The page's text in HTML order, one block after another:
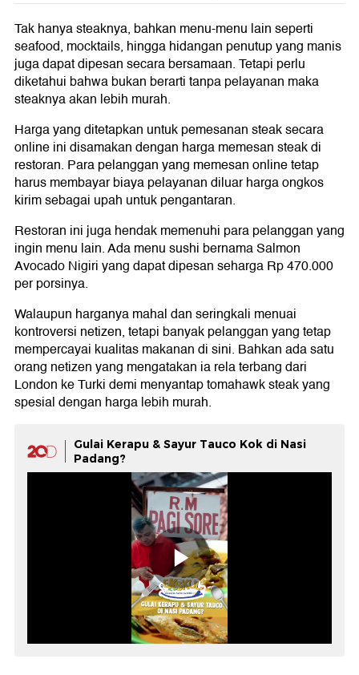
Tak hanya steaknya, bahkan menu-menu lain seperti
seafood, mocktails, hingga hidangan penutup yang manis
juga dapat dipesan secara bersamaan. Tetapi perlu
diketahui bahwa bukan berarti tanpa pelayanan maka
steaknya akan lebih murah.
Harga yang ditetapkan untuk pemesanan steak secara
online ini disamakan dengan harga memesan steak di
restoran. Para pelanggan yang memesan online tetap
harus membayar biaya pelayanan diluar harga ongkos
kirim sebagai upah untuk pengantaran.
Restoran ini juga hendak memenuhi para pelanggan yang
ingin menu lain. Ada menu sushi bernama Salmon
Avocado Nigiri yang dapat dipesan seharga Rp 470.000
per porsinya.
Walaupun harganya mahal dan seringkali menuai
kontroversi netizen, tetapi banyak pelanggan yang tetap
mempercayai kualitas makanan di sini. Bahkan ada satu
orang netizen yang mengatakan ia rela terbang dari
London ke Turki demi menyantap tomahawk steak yang
spesial dengan harga lebih murah.
Gulai Kerapu & Sayur Tauco Kok di Nasi
Padang?